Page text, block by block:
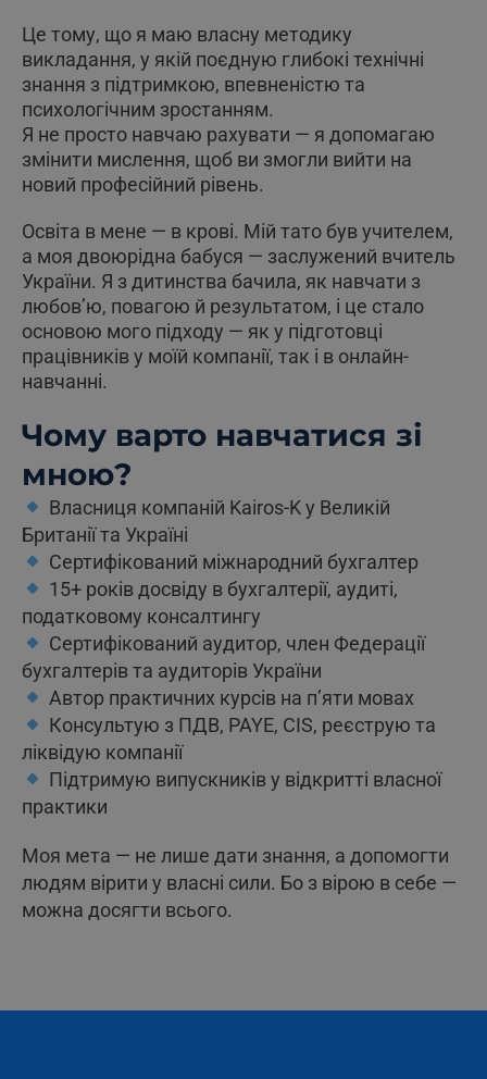
Це тому, що я маю власну методику
викладання, у якій поєдную глибокі технічні
знання з підтримкою, впевненістю та
психологічним зростанням.
Я не просто навчаю рахувати — я допомагаю
змінити мислення, щоб ви змогли вийти на
новий професійний рівень.
Освіта в мене — в крові. Мій тато був учителем,
а моя двоюрідна бабуся — заслужений вчитель
України. Я з дитинства бачила, як навчати з
любов’ю, повагою й результатом, і це стало
основою мого підходу — як у підготовці
працівників у моїй компанії, так і в онлайн-
навчанні.
Чому варто навчатися зі
мною?
Власниця компаній Kairos-K у Великій
Британії та Україні
Сертифікований міжнародний бухгалтер
15+ років досвіду в бухгалтерії, аудиті,
податковому консалтингу
Сертифікований аудитор, член Федерації
бухгалтерів та аудиторів України
Автор практичних курсів на п’яти мовах
Консультую з ПДВ, PAYE, CIS, реєструю та
ліквідую компанії
Підтримую випускників у відкритті власної
практики
Моя мета — не лише дати знання, а допомогти
людям вірити у власні сили. Бо з вірою в себе —
можна досягти всього.